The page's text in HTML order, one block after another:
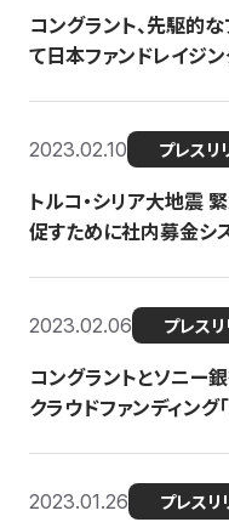
コングラント、先駆的
て日本ファンドレイジ
2023.02.10 プレスリ
トルコ・シリア大地震
促すために社内募金シ
2023.02.06 プレス
コングラントとソニー
クラウドファンディン
2023.01.26 プレスリ